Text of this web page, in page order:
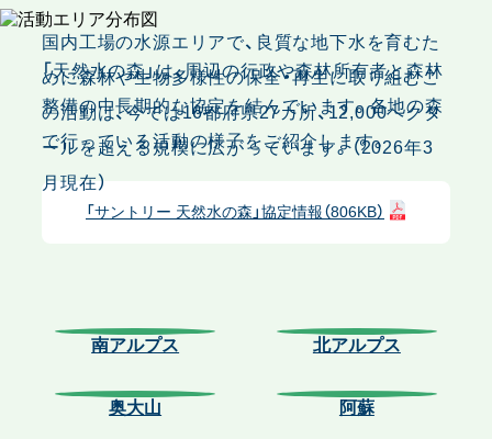
国内工場の水源エリアで、良質な地下水を育むた
めに森林や生物多様性の保全・再生に取り組むこ
の活動は、今では16都府県27カ所、12,000ヘクタ
ールを超える規模に広がっています。（2026年3
月現在）
「天然水の森」は、周辺の行政や森林所有者と森林
整備の中長期的な協定を結んでいます。各地の森
で行っている活動の様子をご紹介します。
「サントリー 天然水の森」協定情報（806KB）
南アルプス 北アルプス
奥大山 阿蘇